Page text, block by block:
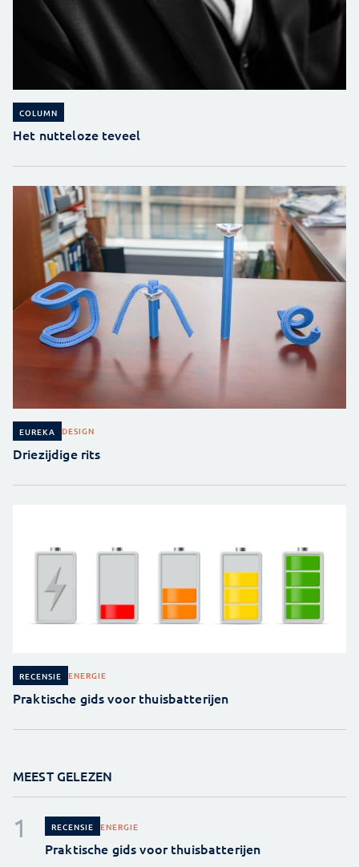
COLUMN
Het nutteloze teveel
EUREKA DESIGN
Driezijdige rits
RECENSIE ENERGIE
Praktische gids voor thuisbatterijen
MEEST GELEZEN
RECENSIE ENERGIE
Praktische gids voor thuisbatterijen